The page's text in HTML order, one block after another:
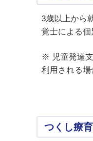
3歳以上から
覚士による個
※ 児童発達
利用される場
つくし療